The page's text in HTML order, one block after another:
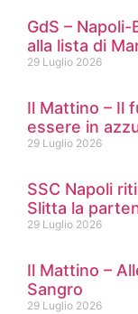
GdS –
alla lista di
29 Luglio 2026
Il Mattino – Il
essere in
29 Luglio 2026
SSC Napoli
Slitta la
29 Luglio 2026
Il Mattino –
Sangro
29 Luglio 2026